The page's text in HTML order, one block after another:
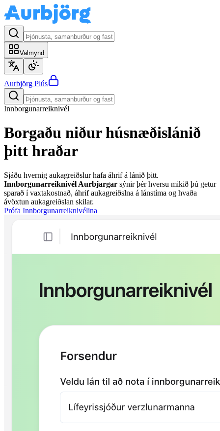
Valmynd
Aurbjörg Plús
Innborgunarreiknivél
Borgaðu niður húsnæðislánið
þitt hraðar
Sjáðu hvernig aukagreiðslur hafa áhrif á lánið þitt.
Innborgunarreiknivél Aurbjargar sýnir þér hversu mikið þú getur
sparað í vaxtakostnað, áhrif aukagreiðslna á lánstíma og hvaða
ávöxtun aukagreiðslan skilar.
Prófa Innborgunarreiknivélina